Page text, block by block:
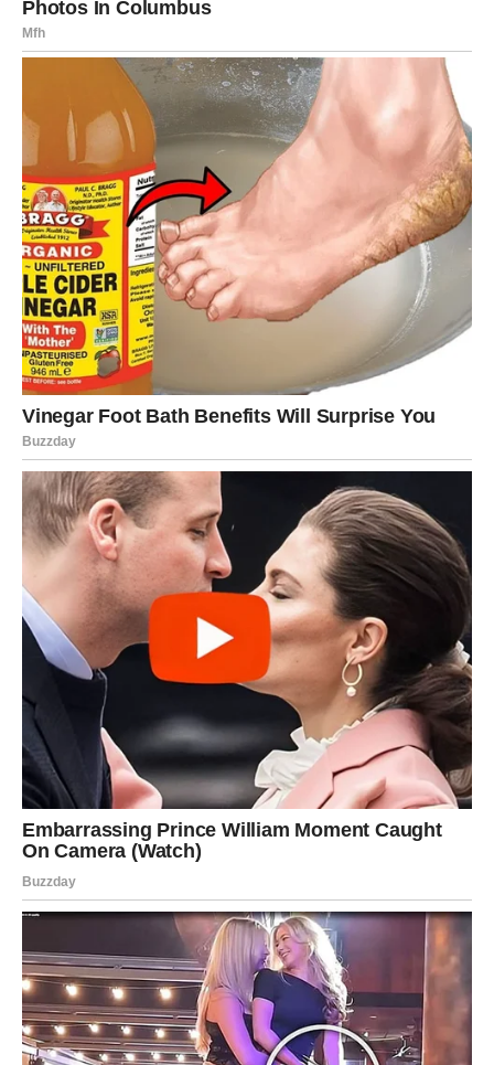
Za zauzete Lavove dolazi period tokom kojeg će odnos sa
partnerom biti ispunjen više pažnje, razumijevanja i
zajedničkih planova.
Zvijezde pokazuju da ljubavni život postaje izvor velike
sreće i da vas očekuju trenuci koje ćete dugo pamtiti.
Finansije donose veoma lijepe
vijesti
Kada je riječ o novcu, sudbina vam priprema razlog za
zadovoljstvo. Mnogi Lavovi mogli bi da ostvare prihod koji
nisu očekivali ili da dobiju priliku koja otvara vrata prema
većoj stabilnosti.
Moguće je da ćete dobiti poslovnu ponudu, priznanje za
svoj rad ili šansu da ostvarite cilj koji vam je dugo bio
važan.
Zvijezde pokazuju da dolazi vrijeme tokom kojeg ćete
mnogo sigurnije gledati na svoju budućnost.
Ono što vas posebno raduje jeste činjenica da određene
brige polako ostaju iza vas.
Jedna velika želja postaje sve
bliža
Postoji nešto što vam je posebno važno i što već dugo
pokušavate ostvariti. Možda je riječ o poslu, ljubavi,
finansijama ili planu koji vam mnogo znači.
Zvijezde pokazuju da se upravo sada stvaraju okolnosti
koje vas vode bliže tom cilju.